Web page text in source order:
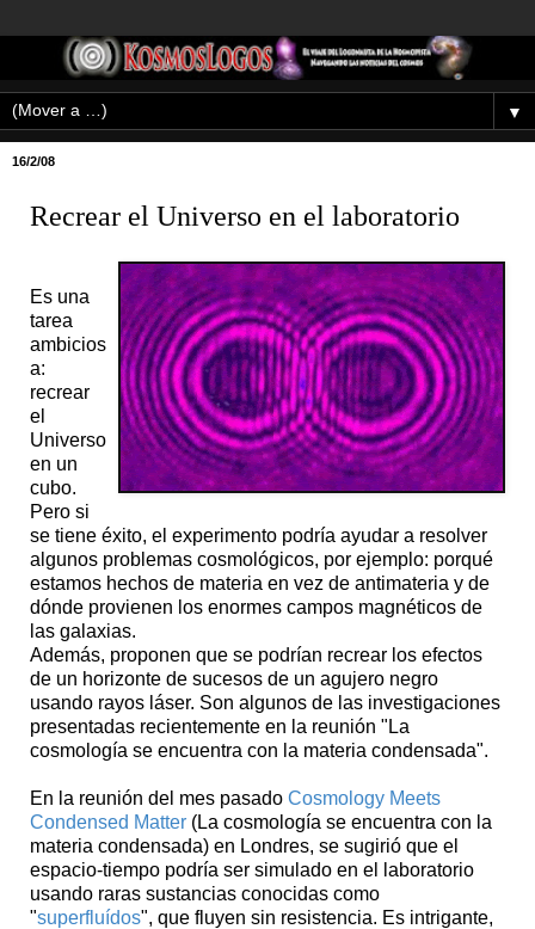
▼
16/2/08
Recrear el Universo en el laboratorio
Es una
tarea
ambicios
a:
recrear
el
Universo
en un
cubo.
Pero si
se tiene éxito, el experimento podría ayudar a resolver
algunos problemas cosmológicos, por ejemplo: porqué
estamos hechos de materia en vez de antimateria y de
dónde provienen los enormes campos magnéticos de
las galaxias.
Además, proponen que se podrían recrear los efectos
de un horizonte de sucesos de un agujero negro
usando rayos láser. Son algunos de las investigaciones
presentadas recientemente en la reunión "La
cosmología se encuentra con la materia condensada".
En la reunión del mes pasado Cosmology Meets
Condensed Matter (La cosmología se encuentra con la
materia condensada) en Londres, se sugirió que el
espacio-tiempo podría ser simulado en el laboratorio
usando raras sustancias conocidas como
"superfluídos", que fluyen sin resistencia. Es intrigante,